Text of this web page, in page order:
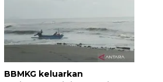
BBMKG keluarkan